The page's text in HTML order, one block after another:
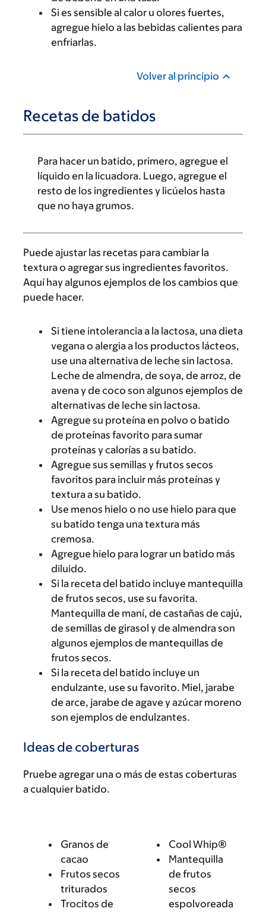
Si es sensible al calor u olores fuertes,
agregue hielo a las bebidas calientes para
enfriarlas.
Volver al principio
Recetas de batidos
Para hacer un batido, primero, agregue el
líquido en la licuadora. Luego, agregue el
resto de los ingredientes y licúelos hasta
que no haya grumos.
Puede ajustar las recetas para cambiar la
textura o agregar sus ingredientes favoritos.
Aquí hay algunos ejemplos de los cambios que
puede hacer.
Si tiene intolerancia a la lactosa, una dieta
vegana o alergia a los productos lácteos,
use una alternativa de leche sin lactosa.
Leche de almendra, de soya, de arroz, de
avena y de coco son algunos ejemplos de
alternativas de leche sin lactosa.
Agregue su proteína en polvo o batido
de proteínas favorito para sumar
proteínas y calorías a su batido.
Agregue sus semillas y frutos secos
favoritos para incluir más proteínas y
textura a su batido.
Use menos hielo o no use hielo para que
su batido tenga una textura más
cremosa.
Agregue hielo para lograr un batido más
diluido.
Si la receta del batido incluye mantequilla
de frutos secos, use su favorita.
Mantequilla de maní, de castañas de cajú,
de semillas de girasol y de almendra son
algunos ejemplos de mantequillas de
frutos secos.
Si la receta del batido incluye un
endulzante, use su favorito. Miel, jarabe
de arce, jarabe de agave y azúcar moreno
son ejemplos de endulzantes.
Ideas de coberturas
Pruebe agregar una o más de estas coberturas
a cualquier batido.
Granos de
cacao
Frutos secos
triturados
Trocitos de
Cool Whip®
Mantequilla
de frutos
secos
espolvoreada